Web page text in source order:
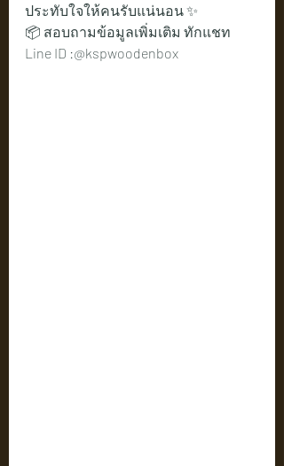
ประทับใจให้คนรับแน่นอน ✨
📦 สอบถามข้อมูลเพิ่มเติม ทักแชท
Line ID :@kspwoodenbox